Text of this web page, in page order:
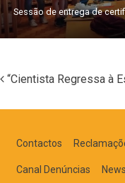
Sessão de entrega de
“Cientista Regressa à
Contactos
Canal Denúncias